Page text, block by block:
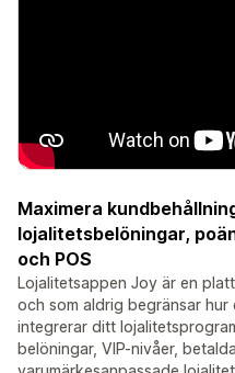
Maximera
lojalitetsbelöningar,
och POS
Lojalitetsappen Joy är en
och som aldrig begränsar
integrerar ditt
belöningar, VIP-nivåer,